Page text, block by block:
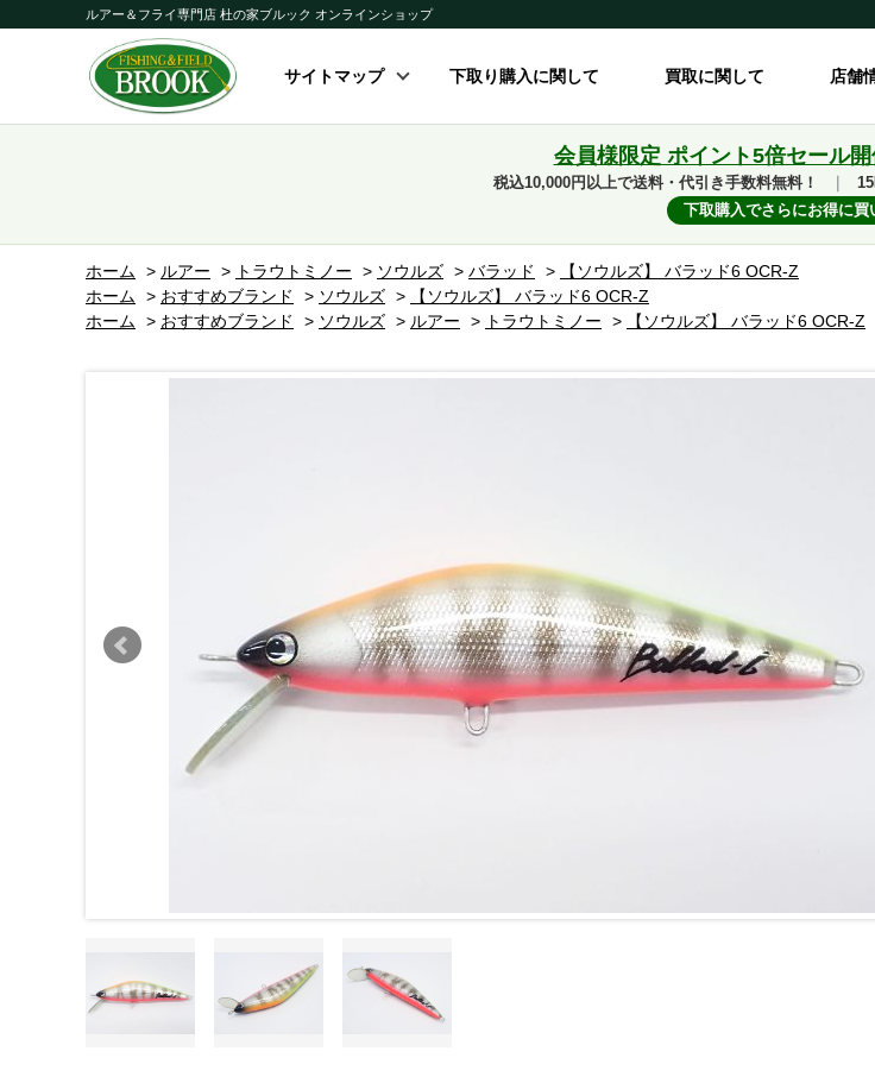
ルアー＆フライ専門店 杜の家ブルック オンラインショップ
サイトマップ 下取り購入に関して 買取に関して 店舗
会員様限定 ポイント5倍セール開
税込10,000円以上で送料・代引き手数料無料！
下取購入でさらにお得に買
ホーム > ルアー > トラウトミノー > ソウルズ > バラッド >
【ソウルズ】 バラッド6 OCR-Z
ホーム
> おすすめブランド > ソウルズ >
【ソウルズ】 バラッド6 OCR-Z
ホーム
> おすすめブランド > ソウルズ > ルアー > トラウトミノー > 【ソウルズ】 バラッド6 OCR-Z